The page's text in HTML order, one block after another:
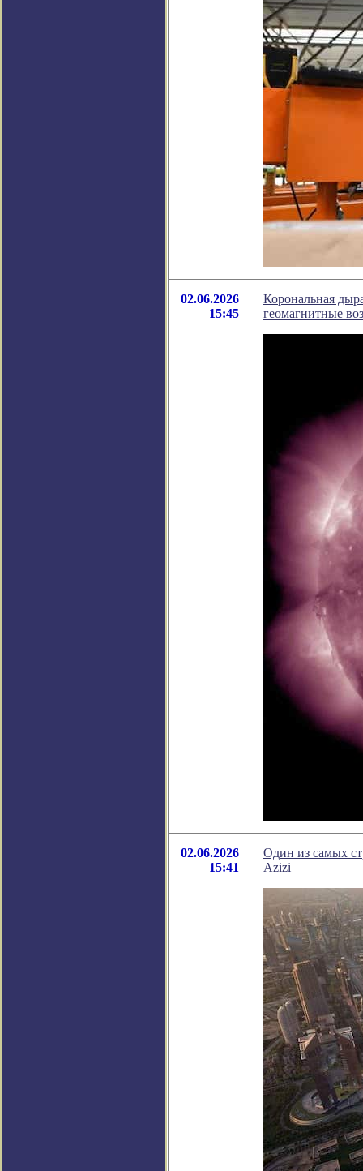
02.06.2026
15:45
Корональная
геомагнитные
02.06.2026
15:41
Один из самых
Azizi